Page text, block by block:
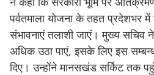
पर्वतमाला योजना के तहत प्रदेशभर में
संभावनाएं तलाशी जाएं। मुख्य सचिव
अधिक उठा पाएं, इसके लिए इस सम्बन्ध
दिए। उन्होंने मानसखंड सर्किट तक